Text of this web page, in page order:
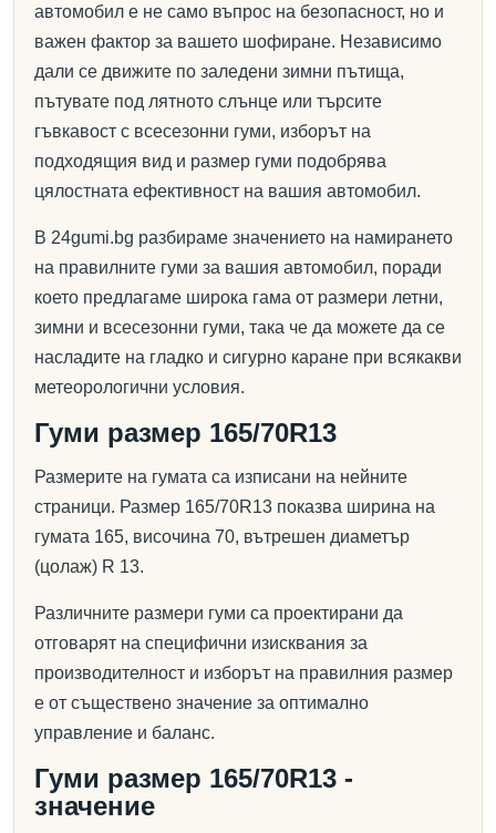
автомобил е не само въпрос на безопасност, но и
важен фактор за вашето шофиране. Независимо
дали се движите по заледени зимни пътища,
пътувате под лятното слънце или търсите
гъвкавост с всесезонни гуми, изборът на
подходящия вид и размер гуми подобрява
цялостната ефективност на вашия автомобил.
В 24gumi.bg разбираме значението на намирането
на правилните гуми за вашия автомобил, поради
което предлагаме широка гама от размери летни,
зимни и всесезонни гуми, така че да можете да се
насладите на гладко и сигурно каране при всякакви
метеорологични условия.
Гуми размер 165/70R13
Размерите на гумата са изписани на нейните
страници. Размер 165/70R13 показва ширина на
гумата 165, височина 70, вътрешен диаметър
(цолаж) R 13.
Различните размери гуми са проектирани да
отговарят на специфични изисквания за
производителност и изборът на правилния размер
е от съществено значение за оптимално
управление и баланс.
Гуми размер 165/70R13 -
значение